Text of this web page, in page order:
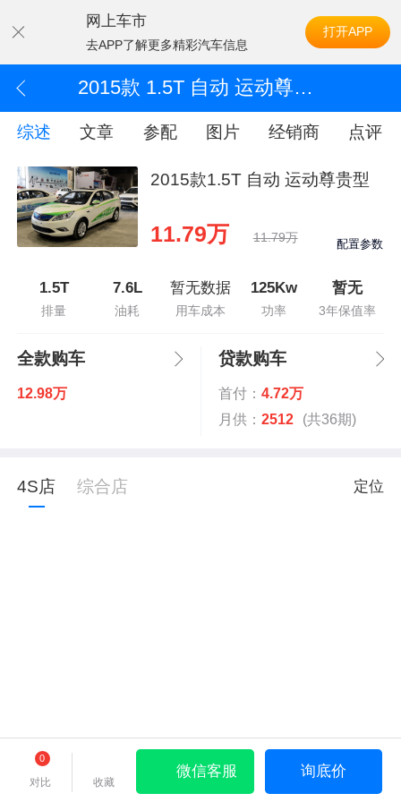
网上车市
去APP了解更多精彩汽车信息
打开APP
2015款 1.5T 自动 运动尊贵型
综述 文章 参配 图片 经销商 点评
2015款1.5T 自动 运动尊贵型
11.79万 11.79万 配置参数
1.5T
排量
7.6L
油耗
暂无数据
用车成本
125Kw
功率
暂无
3年保值率
全款购车
12.98万
贷款购车
首付： 4.72万
月供： 2512 (共36期)
4S店 综合店 定位
对比
0
收藏
微信客服 询底价